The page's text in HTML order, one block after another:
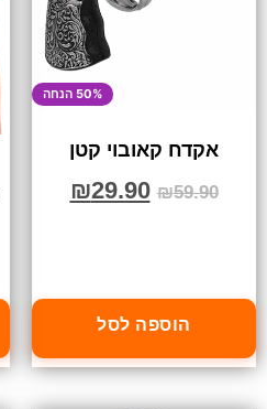
50% הנחה
אקדח קאובוי קטן
₪59.90
₪29.90
הוספה לסל